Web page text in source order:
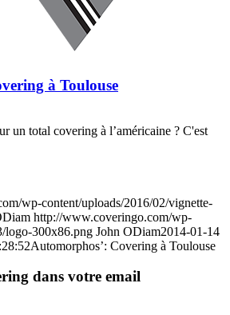
à Toulouse
un total covering à l’américaine ? C'est
wp-content/uploads/2016/02/vignette-
http://www.coveringo.com/wp-
logo-300x86.png John ODiam2014-01-14
Automorphos’: Covering à Toulouse
dans votre email